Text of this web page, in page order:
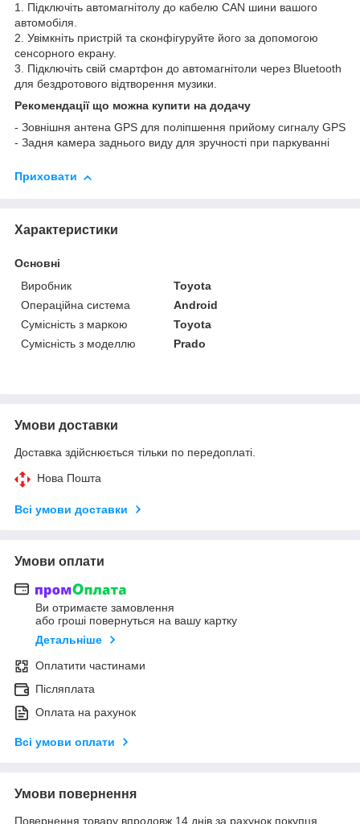
1. Підключіть автомагнітолу до кабелю CAN шини вашого
автомобіля.
2. Увімкніть пристрій та сконфігуруйте його за допомогою
сенсорного екрану.
3. Підключіть свій смартфон до автомагнітоли через Bluetooth
для бездротового відтворення музики.
Рекомендації що можна купити на додачу
- Зовнішня антена GPS для поліпшення прийому сигналу GPS
- Задня камера заднього виду для зручності при паркуванні
Приховати
Характеристики
Основні
Виробник
Toyota
Операційна система
Android
Сумісність з маркою
Toyota
Сумісність з моделлю
Prado
Умови доставки
Доставка здійснюється тільки по передоплаті.
Нова Пошта
Всі умови доставки
Умови оплати
Ви отримаєте замовлення
або гроші повернуться на вашу картку
Детальніше
Оплатити частинами
Післяплата
Оплата на рахунок
Всі умови оплати
Умови повернення
Повернення товару впродовж 14 днів за рахунок покупця